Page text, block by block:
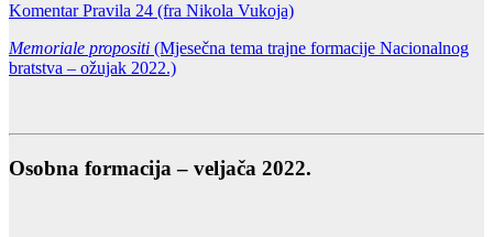
Komentar Pravila 24 (fra Nikola Vukoja)
Memoriale propositi (Mjesečna tema trajne formacije Nacionalnog
bratstva – ožujak 2022.)
Osobna formacija – veljača 2022.